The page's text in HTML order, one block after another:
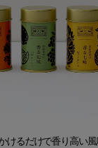
けるだけで香り高い